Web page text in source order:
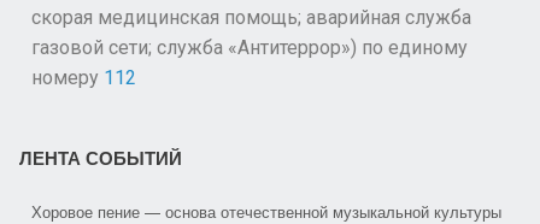
скорая медицинская помощь; аварийная служба
газовой сети; служба «Антитеррор») по единому
номеру 112
ЛЕНТА СОБЫТИЙ
Хоровое пение — основа отечественной музыкальной культуры